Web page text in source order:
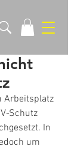
Arbeitsplatz
Schutz
In
um